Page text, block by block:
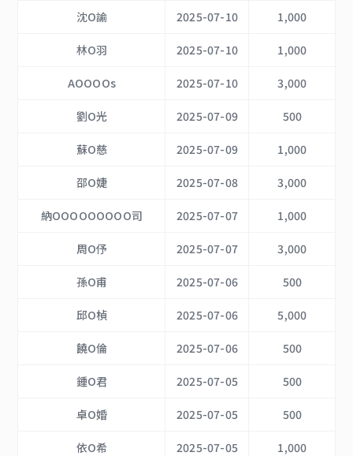
沈O諭 2025-07-10 1,000
林O羽 2025-07-10 1,000
AOOOOs 2025-07-10 3,000
劉O光 2025-07-09 500
蘇O慈 2025-07-09 1,000
邵O婕 2025-07-08 3,000
納OOOOOOOOO司 2025-07-07 1,000
周O伃 2025-07-07 3,000
孫O甫 2025-07-06 500
邱O楨 2025-07-06 5,000
饒O倫 2025-07-06 500
鍾O君 2025-07-05 500
卓O婚 2025-07-05 500
依O希 2025-07-05 1,000